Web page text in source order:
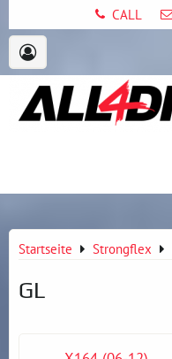
CALL
Startseite Strongflex
GL